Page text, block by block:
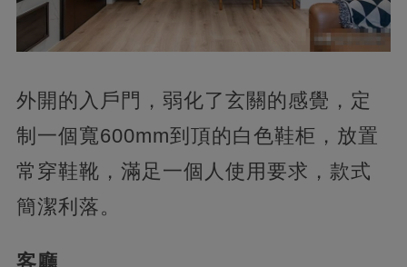
外開的入戶門，弱化了玄關的感覺，定
制一個寬600mm到頂的白色鞋柜，放置
常穿鞋靴，滿足一個人使用要求，款式
簡潔利落。
客廳